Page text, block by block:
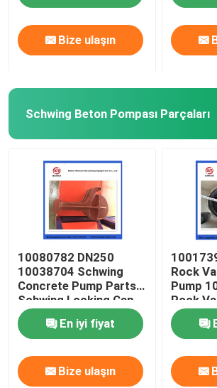
Ana sayfa
Bize ulaşın
Schwing Beton Pompası Parçaları
10080782 DN250
10038704 Schwing
Concrete Pump Parts
Schwing Locking Cap
En iyi fiyat
Bize ulaşın
Rock
Pump
Rock
220/
210/